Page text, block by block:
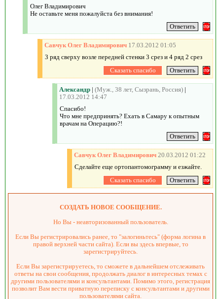
Олег Владимирович
Не оставьте меня пожалуйста без внимания!
Савчук Олег Владимирович 17.03.2012 01:05
3 ряд сверху возле передней стенки 3 срез и 4 ряд 2 срез
Александр | (Муж., 38 лет, Сызрань, Россия) |
17.03.2012 14:47
Спасибо!
Что мне предпринять? Ехать в Самару к опытным
врачам на Операцию?!
Савчук Олег Владимирович 20.03.2012 01:22
Сделайте еще ортопантомограмму и езжайте.
СОЗДАТЬ НОВОЕ СООБЩЕНИЕ.
Но Вы - неавторизованный пользователь.
Если Вы регистрировались ранее, то "залогиньтесь" (форма логина в
правой верхней части сайта). Если вы здесь впервые, то
зарегистрируйтесь.
Если Вы зарегистрируетесь, то сможете в дальнейшем отслеживать
ответы на свои сообщения, продолжать диалог в интересных темах с
другими пользователями и консультантами. Помимо этого, регистрация
позволит Вам вести приватную переписку с консультантами и другими
пользователями сайта.